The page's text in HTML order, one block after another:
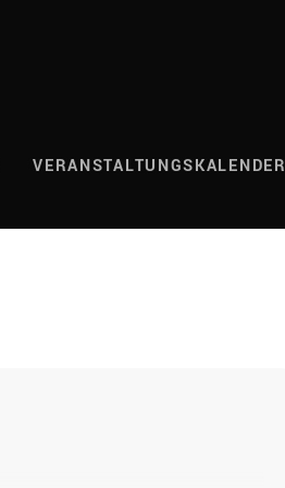
VERANSTALTUNGSKALENDER